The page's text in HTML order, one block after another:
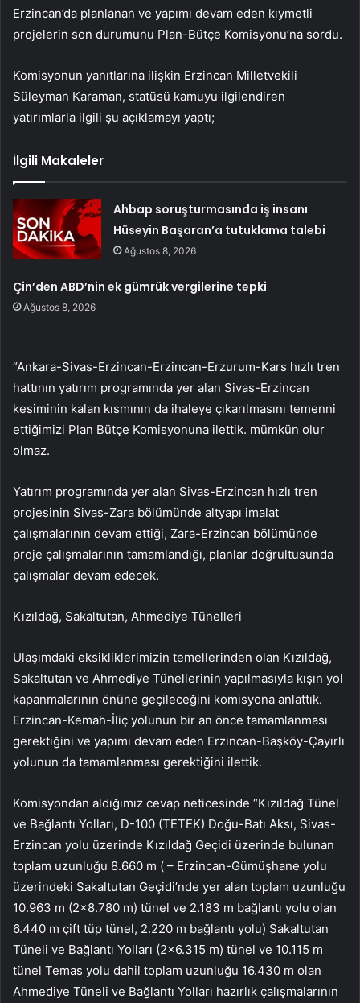
Erzincan’da planlanan ve yapımı devam eden kıymetli
projelerin son durumunu Plan-Bütçe Komisyonu’na sordu.
Komisyonun yanıtlarına ilişkin Erzincan Milletvekili
Süleyman Karaman, statüsü kamuyu ilgilendiren
yatırımlarla ilgili şu açıklamayı yaptı;
İlgili Makaleler
Ahbap soruşturmasında iş insanı
Hüseyin Başaran’a tutuklama talebi
Ağustos 8, 2026
Çin’den ABD’nin ek gümrük vergilerine tepki
Ağustos 8, 2026
“Ankara-Sivas-Erzincan-Erzincan-Erzurum-Kars hızlı tren
hattının yatırım programında yer alan Sivas-Erzincan
kesiminin kalan kısmının da ihaleye çıkarılmasını temenni
ettiğimizi Plan Bütçe Komisyonuna ilettik. mümkün olur
olmaz.
Yatırım programında yer alan Sivas-Erzincan hızlı tren
projesinin Sivas-Zara bölümünde altyapı imalat
çalışmalarının devam ettiği, Zara-Erzincan bölümünde
proje çalışmalarının tamamlandığı, planlar doğrultusunda
çalışmalar devam edecek.
Kızıldağ, Sakaltutan, Ahmediye Tünelleri
Ulaşımdaki eksikliklerimizin temellerinden olan Kızıldağ,
Sakaltutan ve Ahmediye Tünellerinin yapılmasıyla kışın yol
kapanmalarının önüne geçileceğini komisyona anlattık.
Erzincan-Kemah-İliç yolunun bir an önce tamamlanması
gerektiğini ve yapımı devam eden Erzincan-Başköy-Çayırlı
yolunun da tamamlanması gerektiğini ilettik.
Komisyondan aldığımız cevap neticesinde “Kızıldağ Tünel
ve Bağlantı Yolları, D-100 (TETEK) Doğu-Batı Aksı, Sivas-
Erzincan yolu üzerinde Kızıldağ Geçidi üzerinde bulunan
toplam uzunluğu 8.660 m ( – Erzincan-Gümüşhane yolu
üzerindeki Sakaltutan Geçidi’nde yer alan toplam uzunluğu
10.963 m (2×8.780 m) tünel ve 2.183 m bağlantı yolu olan
6.440 m çift tüp tünel, 2.220 m bağlantı yolu) Sakaltutan
Tüneli ve Bağlantı Yolları (2×6.315 m) tünel ve 10.115 m
tünel Temas yolu dahil toplam uzunluğu 16.430 m olan
Ahmediye Tüneli ve Bağlantı Yolları hazırlık çalışmalarının